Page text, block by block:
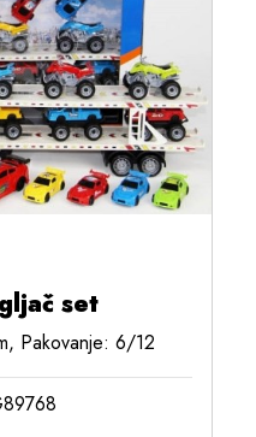
set
Pakovanje: 6/12